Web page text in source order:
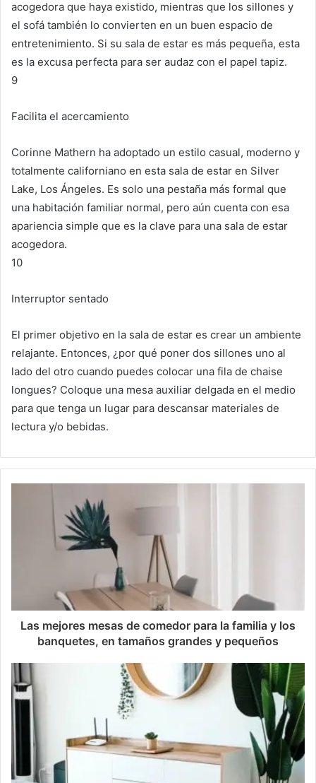
acogedora que haya existido, mientras que los sillones y
el sofá también lo convierten en un buen espacio de
entretenimiento. Si su sala de estar es más pequeña, esta
es la excusa perfecta para ser audaz con el papel tapiz.
9
Facilita el acercamiento
Corinne Mathern ha adoptado un estilo casual, moderno y
totalmente californiano en esta sala de estar en Silver
Lake, Los Ángeles. Es solo una pestaña más formal que
una habitación familiar normal, pero aún cuenta con esa
apariencia simple que es la clave para una sala de estar
acogedora.
10
Interruptor sentado
El primer objetivo en la sala de estar es crear un ambiente
relajante. Entonces, ¿por qué poner dos sillones uno al
lado del otro cuando puedes colocar una fila de chaise
longues? Coloque una mesa auxiliar delgada en el medio
para que tenga un lugar para descansar materiales de
lectura y/o bebidas.
Las mejores mesas de comedor para la familia y los
banquetes, en tamaños grandes y pequeños